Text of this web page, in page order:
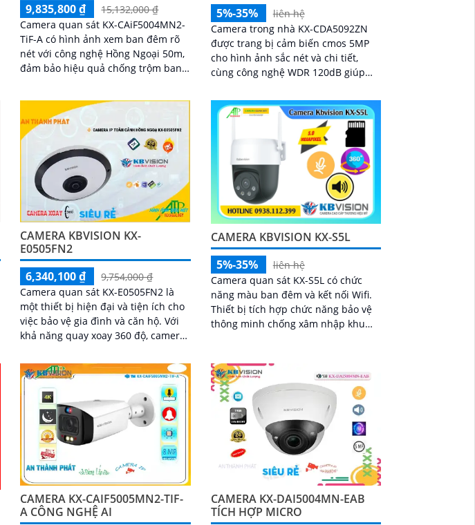
9,835,800 ₫
15,132,000 ₫
Camera quan sát KX-CAiF5004MN2-
TiF-A có hình ảnh xem ban đêm rõ
nét với công nghệ Hồng Ngoại 50m,
đảm bảo hiệu quả chống trộm ban
để mang đến hình ảnh sắc nét và
đẹp
5%-35%
liên hệ
Camera trong nhà KX-CDA5092ZN
được trang bị cảm biến cmos 5MP
cho hình ảnh sắc nét và chi tiết,
cùng công nghệ WDR 120dB giúp
hợp hồng ngoại 30m, mic thu âm và
các tính năng thông minh như phát
hiện chuyển động, nâng cao giám
sát an ninh
CAMERA KBVISION KX-
E0505FN2
6,340,100 ₫
9,754,000 ₫
Camera quan sát KX-E0505FN2 là
một thiết bị hiện đại và tiện ích cho
việc bảo vệ gia đình và căn hộ. Với
khả năng quay xoay 360 độ, camera
CAMERA KBVISION KX-S5L
5%-35%
liên hệ
Camera quan sát KX-S5L có chức
năng màu ban đêm và kết nối Wifi.
Thiết bị tích hợp chức năng bảo vệ
thông minh chống xâm nhập khu
CAMERA KX-CAIF5005MN2-TIF-
A CÔNG NGHỆ AI
CAMERA KX-DAI5004MN-EAB
TÍCH HỢP MICRO